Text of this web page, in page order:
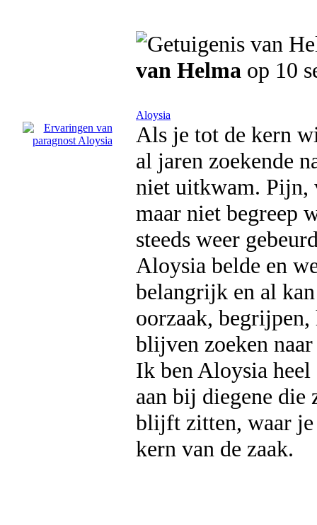
van Helma op 10
Aloysia
Als je tot de kern
al jaren zoekende
niet uitkwam. Pijn,
maar niet begreep
steeds weer
Aloysia belde en
belangrijk en al
oorzaak, begrijpen,
blijven zoeken
Ik ben Aloysia heel
aan bij diegene die
blijft zitten, waar
kern van de zaak.